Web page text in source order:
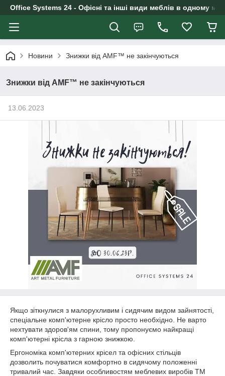
Office Systems 24 - Офісні та інші види меблів в одному
Новини Знижки від AMF™ не закінчуються
Знижки від AMF™ не закінчуються
13.06.2023
Якщо зіткнулися з малорухливим і сидячим видом зайнятості,
спеціальне комп'ютерне крісло просто необхідно. Не варто
нехтувати здоров'ям спини, тому пропонуємо найкращі
комп'ютерні крісла з гарною знижкою.
Ергономіка комп'ютерних крісел та офісних стільців
дозволить почуватися комфортно в сидячому положенні
тривалий час. Завдяки особливостям меблевих виробів ТМ